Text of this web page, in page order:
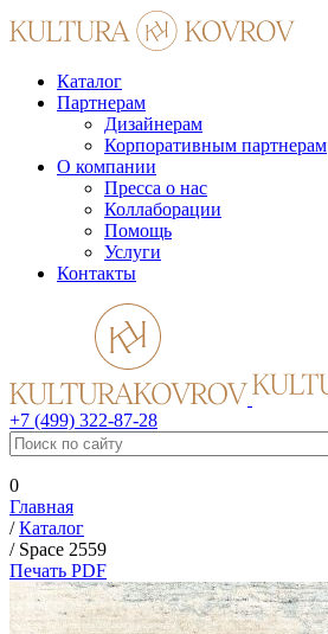
Каталог
Партнерам
Дизайнерам
Корпоративным партнерам
О компании
Пресса о нас
Коллаборации
Помощь
Услуги
Контакты
+7 (499) 322-87-28
0
Главная
/Каталог
/ Space 2559
Печать PDF